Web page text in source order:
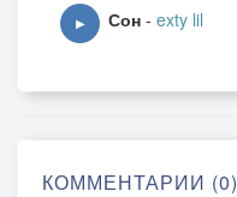
▶ Сон - exty lil
КОММЕНТАРИИ (0)